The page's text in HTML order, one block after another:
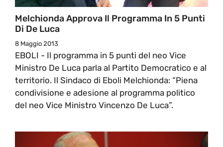
Melchionda Approva Il Programma In 5 Punti
Di De Luca
8 Maggio 2013
EBOLI - Il programma in 5 punti del neo Vice
Ministro De Luca parla al Partito Democratico e al
territorio. Il Sindaco di Eboli Melchionda: “Piena
condivisione e adesione al programma politico
del neo Vice Ministro Vincenzo De Luca”.